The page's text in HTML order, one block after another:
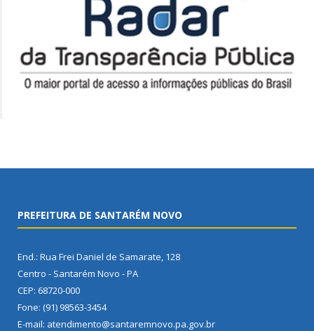
PREFEITURA DE SANTARÉM NOVO
End.: Rua Frei Daniel de Samarate, 128
Centro - Santarém Novo - PA
CEP: 68720-000
Fone: (91) 98563-3454
E-mail: atendimento@santaremnovo.pa.gov.br